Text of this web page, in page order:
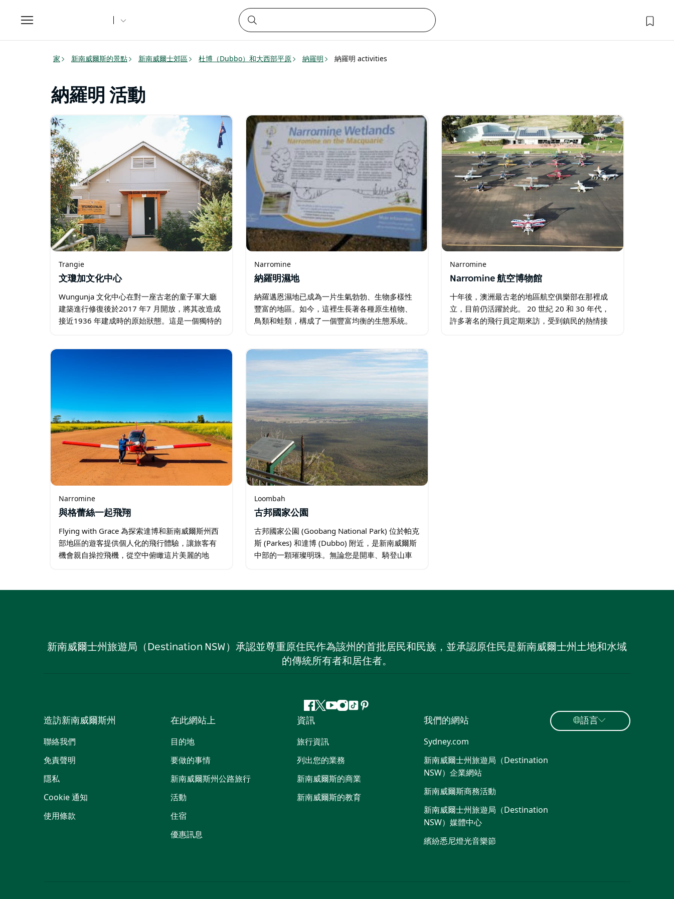
Toggle
navigation
家 新南威爾斯的景點 新南威爾士郊區 杜博（Dubbo）和大西部平原 納羅明 納羅明 activities
納羅明 活動
Trangie
文瓊加文化中心
Wungunja 文化中心在對一座古老的童子軍大廳
建築進行修復後於2017 年7 月開放，將其改造成
接近1936 年建成時的原始狀態。這是一個獨特的
Narromine
納羅明濕地
納羅邁恩濕地已成為一片生氣勃勃、生物多樣性
豐富的地區。如今，這裡生長著各種原生植物、
鳥類和蛙類，構成了一個豐富均衡的生態系統。
Narromine
Narromine 航空博物館
十年後，澳洲最古老的地區航空俱樂部在那裡成
立，目前仍活躍於此。 20 世紀 20 和 30 年代，
許多著名的飛行員定期來訪，受到鎮民的熱情接
Narromine
與格蕾絲一起飛翔
Flying with Grace 為探索達博和新南威爾斯州西
部地區的遊客提供個人化的飛行體驗，讓旅客有
機會親自操控飛機，從空中俯瞰這片美麗的地
後總結…
Loombah
古邦國家公園
古邦國家公園 (Goobang National Park) 位於帕克
斯 (Parkes) 和達博 (Dubbo) 附近，是新南威爾斯
中部的一顆璀璨明珠。無論您是開車、騎登山車
新南威爾士州旅遊局（Destination NSW）承認並尊重原住民作為該州的首批居民和民族，並承認原住民是新南威爾士州土地和水域
的傳統所有者和居住者。
Facebook
嘰
喳
喳
Youtube
Instagram
抖 Pinterest
造訪新南威爾斯州
聯絡我們
免責聲明
隱私
Cookie 通知
使用條款
在此網站上
目的地
要做的事情
新南威爾斯州公路旅行
活動
住宿
優惠訊息
資訊
旅行資訊
列出您的業務
新南威爾斯的商業
新南威爾斯的教育
我們的網站
Sydney.com
新南威爾士州旅遊局（Destination
NSW）企業網站​
新南威爾斯商務活動
新南威爾士州旅遊局（Destination
NSW）媒體中心
繽紛悉尼燈光音樂節
語言